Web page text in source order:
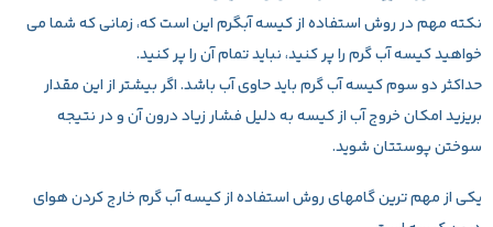
نکته مهم در روش استفاده از کیسه آبگرم این است که، زمانی که شما می
خواهید کیسه آب گرم را پر کنید، نباید تمام آن را پر کنید.
حداکثر دو سوم کیسه آب گرم باید حاوی آب باشد. اگر بیشتر از این مقدار
بریزید امکان خروج آب از کیسه به دلیل فشار زیاد درون آن و در نتیجه
سوختن پوستتان شوید.
یکی از مهم ترین گامهای روش استفاده از کیسه آب گرم خارج کردن هوای